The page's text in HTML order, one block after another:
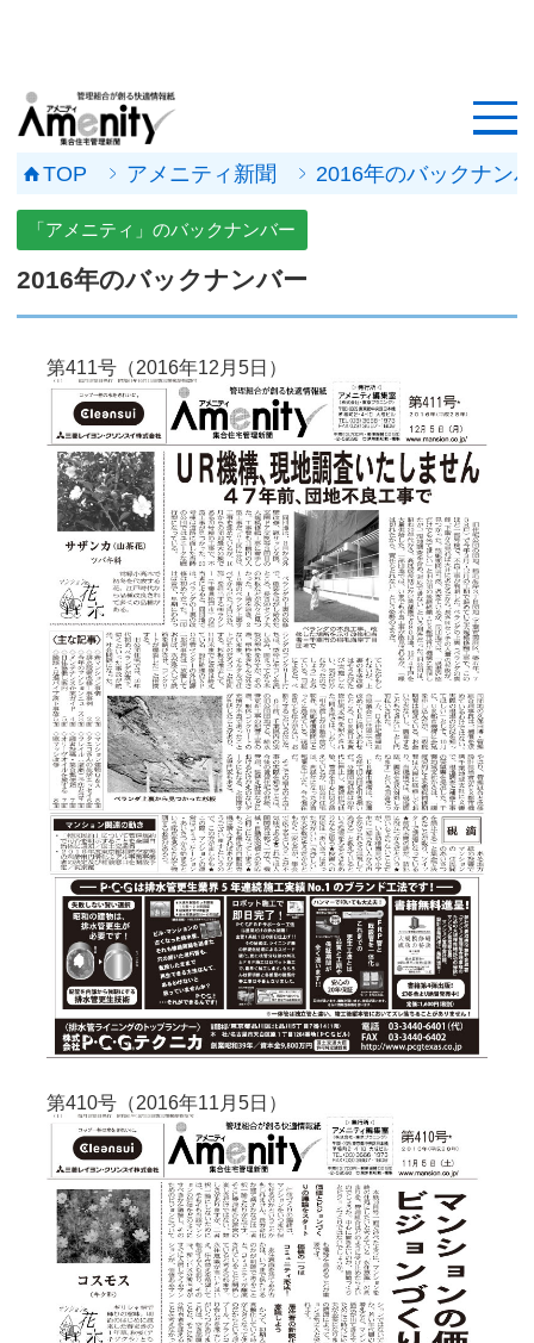
記事一覧
マンション改修ナビ
工事事例
マンションメンテの無料相談
媒体資料
会社概要
サイトマップ
TOP アメニティ新聞 2016年のバックナン
「アメニティ」のバックナンバー
2016年のバックナンバー
第411号（2016年12月5日）
第410号（2016年11月5日）